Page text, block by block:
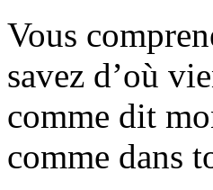
Vous
savez d’où
comme dit
comme dans